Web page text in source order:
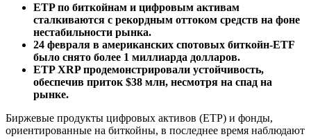
ETP по биткойнам и цифровым активам
сталкиваются с рекордным оттоком средств на фоне
нестабильности рынка.
24 февраля в американских спотовых биткойн-ETF
было снято более 1 миллиарда долларов.
ETP XRP продемонстрировали устойчивость,
обеспечив приток $38 млн, несмотря на спад на
рынке.
Биржевые продукты цифровых активов (ETP) и фонды,
ориентированные на биткойны, в последнее время наблюдают